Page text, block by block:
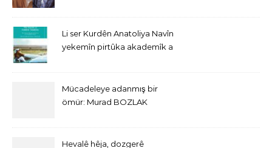
Li ser Kurdên Anatoliya Navîn
yekemîn pirtûka akademîk a
Mücadeleye adanmış bir
ömür: Murad BOZLAK
Hevalê hêja, dozgerê